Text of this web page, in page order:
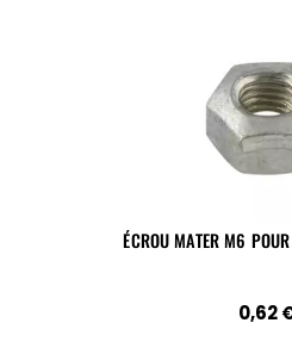
ÉCROU MATER M6
0,62